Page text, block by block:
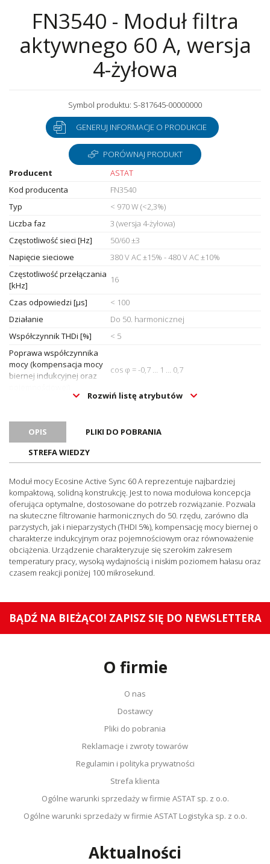
FN3540 - Moduł filtra
aktywnego 60 A, wersja
4-żyłowa
Symbol produktu: S-817645-00000000
GENERUJ INFORMACJE O PRODUKCIE
PORÓWNAJ PRODUKT
Producent
ASTAT
Kod producenta
FN3540
Typ
< 970 W (<2,3%)
Liczba faz
3 (wersja 4-żyłowa)
Częstotliwość sieci [Hz]
50/60 ±3
Napięcie sieciowe
380 V AC ±15% - 480 V AC ±10%
Częstotliwość przełączania
[kHz]
16
Czas odpowiedzi [µs]
< 100
Działanie
Do 50. harmonicznej
Współczynnik THDi [%]
< 5
Poprawa współczynnika
mocy (kompensacja mocy
biernej indukcyjnej oraz
cos φ = -0,7 … 1 … 0,7
Wysokość [mm]
Głębokość [mm]
222
Prąd pojedynczej jednostki
[A]
60
Interfejs komunikacyjny
Ethernet TCP/IP, Modbus RTU RS 488
Wejścia i wyjścia
2 DI, 2 DO
Temperatura otoczenia
modułów (pełna wydajność
pracy) [°C]
0..50
Temperatura otoczenia
modułów (obniżenie
wydajności pracy) [°C]
0..55
< 1,1 (< 2,6%)
Straty mocy (typowy tryb
pracy) [kW]
IEC 61000-4-2, 4-4, 4-5, 4-6EN 61000-3-11, 3-
61800-3
Tak
Tak
Tak
Rozwiń listę atrybutów
OPIS
PLIKI DO POBRANIA
STREFA WIEDZY
Moduł mocy Ecosine Active Sync 60 A reprezentuje najbardziej
kompaktową, solidną konstrukcję. Jest to nowa modułowa koncepcja
oferująca optymalne, dostosowane do potrzeb rozwiązanie. Pozwala
na skuteczne filtrowanie harmonicznych do 50. rzędu, zarówno dla
parzystych, jak i nieparzystych (THDI 5%), kompensację mocy biernej o
charakterze indukcyjnym oraz pojemnościowym oraz równoważenie
obciążenia. Urządzenie charakteryzuje się szerokim zakresem
temperatury pracy, wysoką wydajnością i niskim poziomem hałasu oraz
czasem reakcji poniżej 100 mikrosekund.
BĄDŹ NA BIEŻĄCO! ZAPISZ SIĘ DO NEWSLETTERA
O firmie
O nas
Dostawcy
Pliki do pobrania
Reklamacje i zwroty towarów
Regulamin i polityka prywatności
Strefa klienta
Ogólne warunki sprzedaży w firmie ASTAT sp. z o.o.
Ogólne warunki sprzedaży w firmie ASTAT Logistyka sp. z o.o.
Aktualności